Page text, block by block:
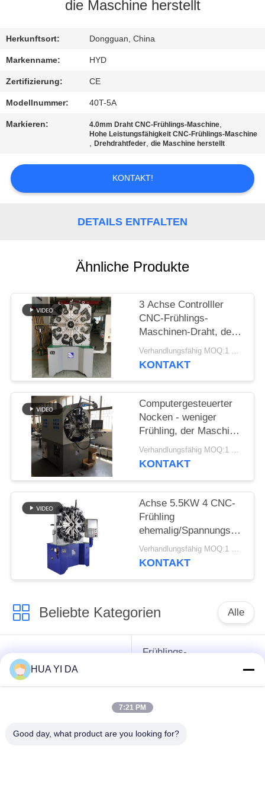
SIE
MIT
UNS
IN
VERBINDUNG
FORDERN
PRIVACY
POLICY
die Maschine herstellt
Herkunftsort: Dongguan, China
Markenname: HYD
Zertifizierung: CE
Modellnummer: 40T-5A
Markieren: 4.0mm Draht CNC-Frühlings-Maschine,
Hohe Leistungsfähigkeit CNC-Frühlings-Maschine
,Drehdrahtfeder,die Maschine herstellt
KONTAKT!
DETAILS ENTFALTEN
Ähnliche Produkte
3 Achse Controlller
CNC-Frühlings-
Maschinen-Draht, der
Frühlings-Bieger-
Maschine bildet
Verhandlungsfähig MOQ:1 Satz
KONTAKT
Computergesteuerter
Nocken - weniger
Frühling, der Maschine
mit Draht-Dreh-12
Äxten bildet
Verhandlungsfähig MOQ:1 Satz
KONTAKT
Achse 5.5KW 4 CNC-
Frühling
ehemalig/Spannungs-
Drehungs-Frühling, der
Maschine herstellt
Verhandlungsfähig MOQ:1 Satz
KONTAKT
Beliebte Kategorien Alle
cnc-
Frühlingsmaschine
Frühlings-
Druckfeder-Maschine
Frühlings-
verbiegende
HUA YI DA
7:21 PM
Good day, what product are you looking for?